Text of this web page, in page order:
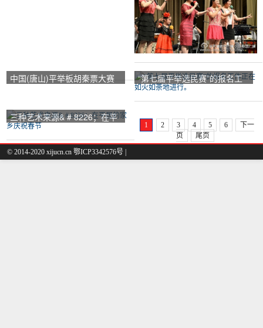
中国(唐山)平举板胡秦票大赛
“第七届平举选民赛”的报名工
作正在如火如荼地进行。
三种艺术来源& # 8226；在平
居的家乡庆祝春节
1 2 3 4 5 6
下一
页
尾页
© 2014-2020 xijucn.cn 鄂ICP3342576号 |